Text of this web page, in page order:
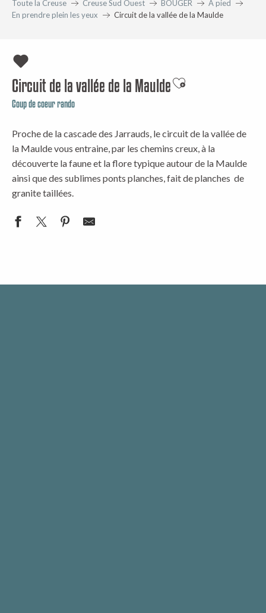
Toute la Creuse Creuse Sud Ouest BOUGER
A pied
En prendre plein les yeux
Circuit de la vallée de la Maulde
Circuit de la vallée de la MauldeAjouter aux
Coup de coeur rando
Proche de la cascade des Jarrauds, le circuit de la vallée de
la Maulde vous entraine, par les chemins creux, à la
découverte la faune et la flore typique autour de la Maulde
ainsi que des sublimes ponts planches, fait de planches de
granite taillées.